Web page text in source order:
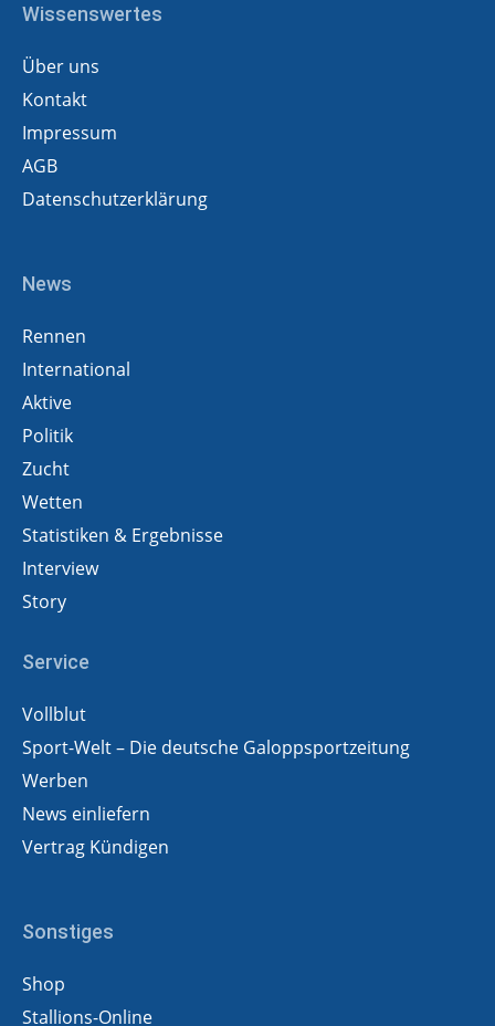
Wissenswertes
Über uns
Kontakt
Impressum
AGB
Datenschutzerklärung
News
Rennen
International
Aktive
Politik
Zucht
Wetten
Statistiken & Ergebnisse
Interview
Story
Service
Vollblut
Sport-Welt – Die deutsche Galoppsportzeitung
Werben
News einliefern
Vertrag Kündigen
Sonstiges
Shop
Stallions-Online